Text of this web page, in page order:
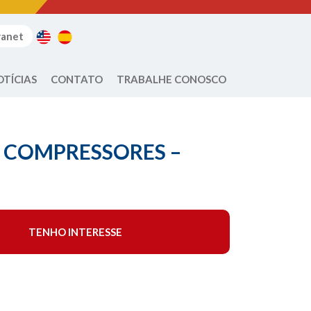
CONTATO TRABALHE CONOSCO
–
TENHO INTERESSE